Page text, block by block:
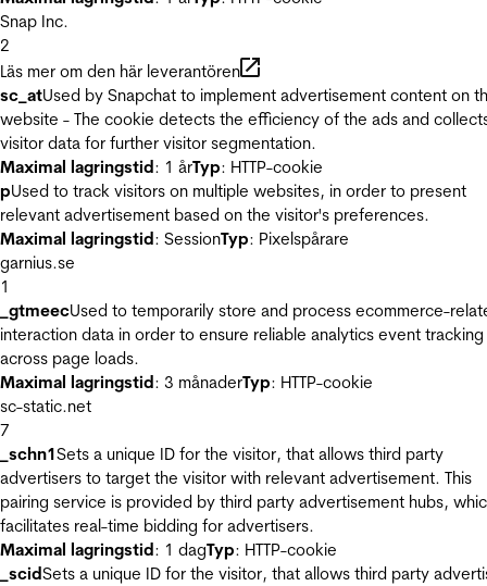
Snap Inc.
2
Läs mer om den här leverantören
sc_atUsed by Snapchat to implement advertisement content on
website - The cookie detects the efficiency of the ads and
visitor data for further visitor segmentation.
Maximal lagringstid: 1 årTyp: HTTP-cookie
pUsed to track visitors on multiple websites, in order to present
relevant advertisement based on the visitor's preferences.
Maximal lagringstid: SessionTyp: Pixelspårare
garnius.se
1
_gtmeecUsed to temporarily store and process ecommerce-
interaction data in order to ensure reliable analytics event tracking
across page loads.
Maximal lagringstid: 3 månaderTyp: HTTP-cookie
sc-static.net
7
_schn1Sets a unique ID for the visitor, that allows third party
advertisers to target the visitor with relevant advertisement. This
pairing service is provided by third party advertisement hubs,
facilitates real-time bidding for advertisers.
Maximal lagringstid: 1 dagTyp: HTTP-cookie
_scidSets a unique ID for the visitor, that allows third party